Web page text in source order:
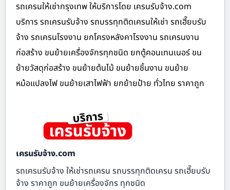
รถเครนให้เช่ากรุงเทพ ให้บริการโดย เครนรับจ้าง.com
บริการ รถเครนรับจ้าง รถบรรทุกติดเครนให้เช่า รถเฮี๊ยบรับ
จ้าง รถเครนโรงงาน ยกโครงหลังคาโรงงาน รถเครนงาน
ก่อสร้าง ขนย้ายเครื่องจักรทุกชนิด ยกตู้คอนเทนเนอร์ ขน
ย้ายวัสดุก่อสร้าง ขนย้ายต้นไม้ ขนย้ายชิ้นงาน ขนย้าย
หม้อแปลงไฟ ขนย้ายเสาไฟฟ้า ยกย้ายป้าย ทั่วไทย ราคาถูก
เครนรับจ้าง.com
รถเครนรับจ้าง ให้เช่ารถเครน รถบรรทุกติดเครน รถเฮี๊ยบรับ
จ้าง ราคาถูก ขนย้ายเครื่องจักร ทุกชนิด